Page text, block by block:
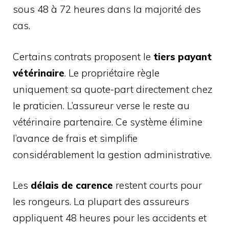
sous 48 à 72 heures dans la majorité des
cas.
Certains contrats proposent le tiers payant
vétérinaire. Le propriétaire règle
uniquement sa quote-part directement chez
le praticien. L’assureur verse le reste au
vétérinaire partenaire. Ce système élimine
l’avance de frais et simplifie
considérablement la gestion administrative.
Les délais de carence restent courts pour
les rongeurs. La plupart des assureurs
appliquent 48 heures pour les accidents et